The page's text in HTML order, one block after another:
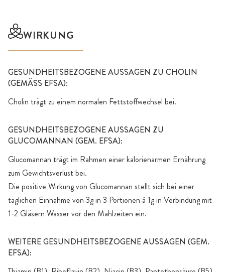
WIRKUNG
GESUNDHEITSBEZOGENE AUSSAGEN ZU CHOLIN
(GEMÄSS EFSA):
Cholin trägt zu einem normalen Fettstoffwechsel bei.
GESUNDHEITSBEZOGENE AUSSAGEN ZU
GLUCOMANNAN (GEM. EFSA):
Glucomannan trägt im Rahmen einer kalorienarmen Ernährung
zum Gewichtsverlust bei.
Die positive Wirkung von Glucomannan stellt sich bei einer
täglichen Einnahme von 3g in 3 Portionen à 1g in Verbindung mit
1-2 Gläsern Wasser vor den Mahlzeiten ein.
WEITERE GESUNDHEITSBEZOGENE AUSSAGEN (GEM.
EFSA):